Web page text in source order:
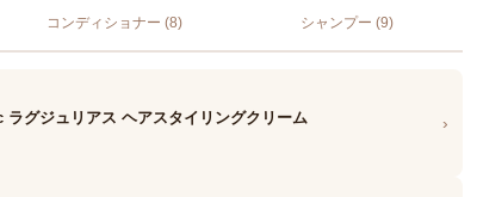
コンディショナー (8) シャンプー (9)
グジュリアス ヘアスタイリングクリーム ›